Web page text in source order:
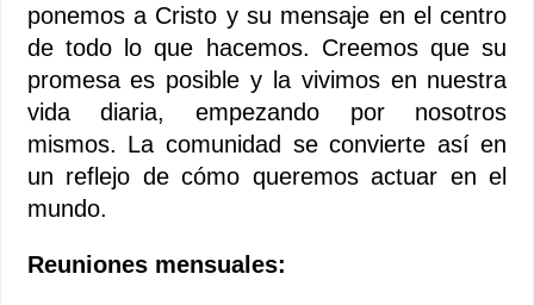
ponemos a Cristo y su mensaje en el centro
de todo lo que hacemos. Creemos que su
promesa es posible y la vivimos en nuestra
vida diaria, empezando por nosotros
mismos. La comunidad se convierte así en
un reflejo de cómo queremos actuar en el
mundo.
Reuniones mensuales: